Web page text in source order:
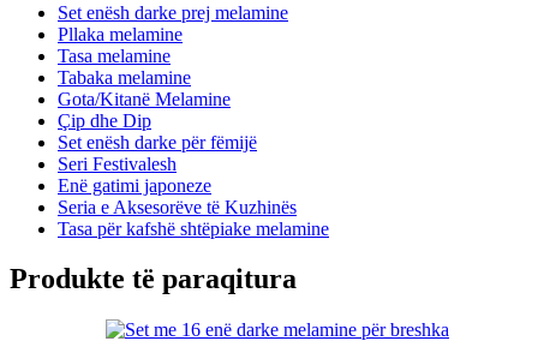
Set enësh darke prej melamine
Pllaka melamine
Tasa melamine
Tabaka melamine
Gota/Kitanë Melamine
Çip dhe Dip
Set enësh darke për fëmijë
Seri Festivalesh
Enë gatimi japoneze
Seria e Aksesorëve të Kuzhinës
Tasa për kafshë shtëpiake melamine
Produkte të paraqitura